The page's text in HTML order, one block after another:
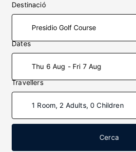
Destinació
Dates
Thu 6 Aug - Fri 7 Aug
Travellers
1 Room, 2 Adults, 0 Children
Cerca